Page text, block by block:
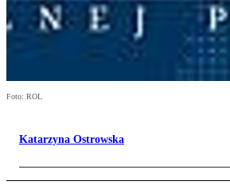
Foto: ROL
Katarzyna Ostrowska